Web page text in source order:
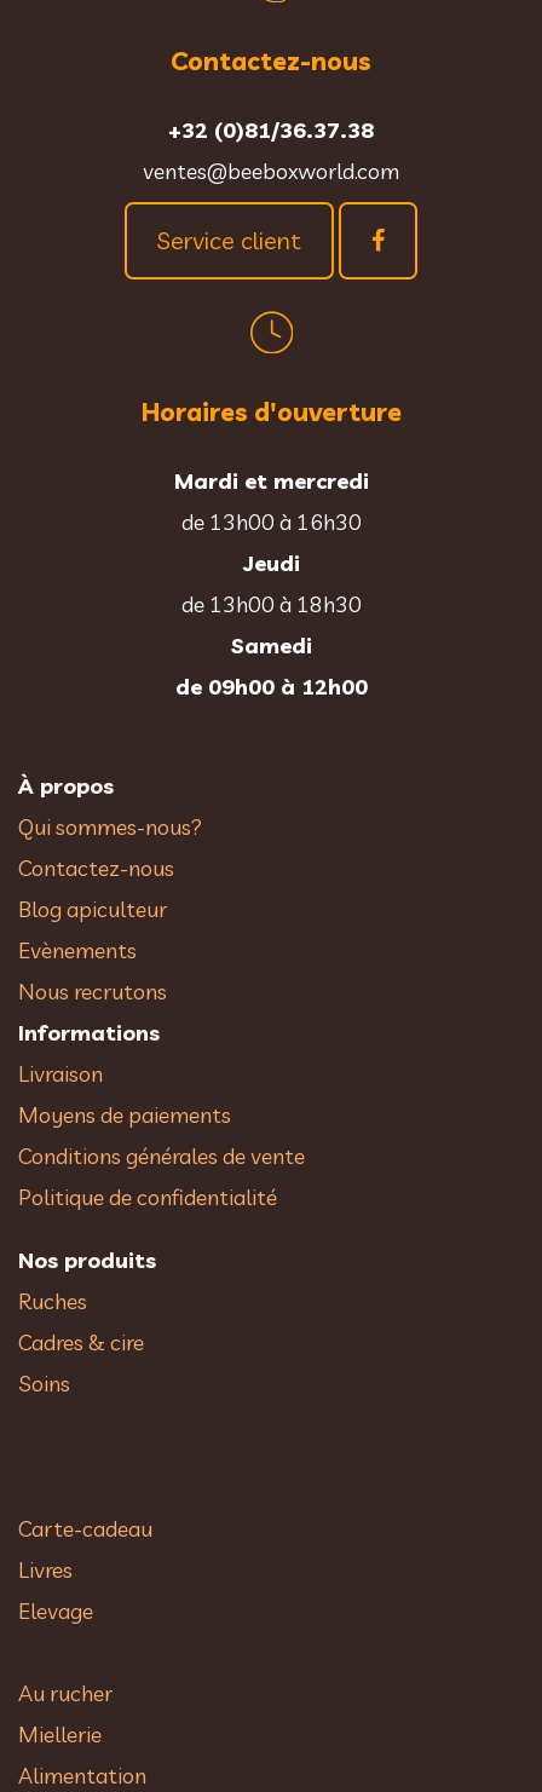
Contactez-nous
+32 (0)81/36.37.38
ventes@beeboxworld.com
Service client
Horaires d'ouverture
Mardi et mercredi
de 13h00 à 16h30
Jeudi
de 13h00 à 18h30
Samedi
de 09h00 à 12h00
À propos
Qui sommes-nous?
Contactez-nous
Blog apiculteur
Evènements
Nous recrutons
Informations
Livraison
Moyens de paiements
Conditions générales de vente
Politique de confidentialité
Nos produits
Ruches
Cadres & cire
Soins
Carte-cadeau
Livres
Elevage
Au rucher​
Miellerie
Alimentation